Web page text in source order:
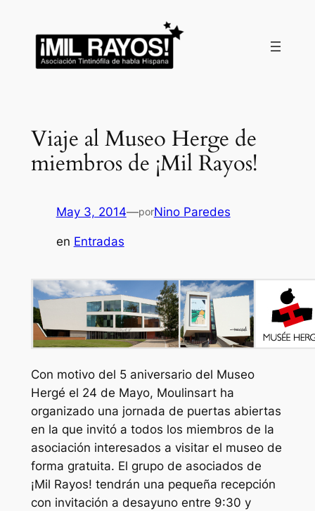
contenido
Viaje al Museo Herge de
miembros de ¡Mil Rayos!
May 3, 2014—porNino Paredes
en Entradas
Con motivo del 5 aniversario del Museo
Hergé el 24 de Mayo, Moulinsart ha
organizado una jornada de puertas abiertas
en la que invitó a todos los miembros de la
asociación interesados a visitar el museo de
forma gratuita. El grupo de asociados de
¡Mil Rayos! tendrán una pequeña recepción
con invitación a desayuno entre 9:30 y